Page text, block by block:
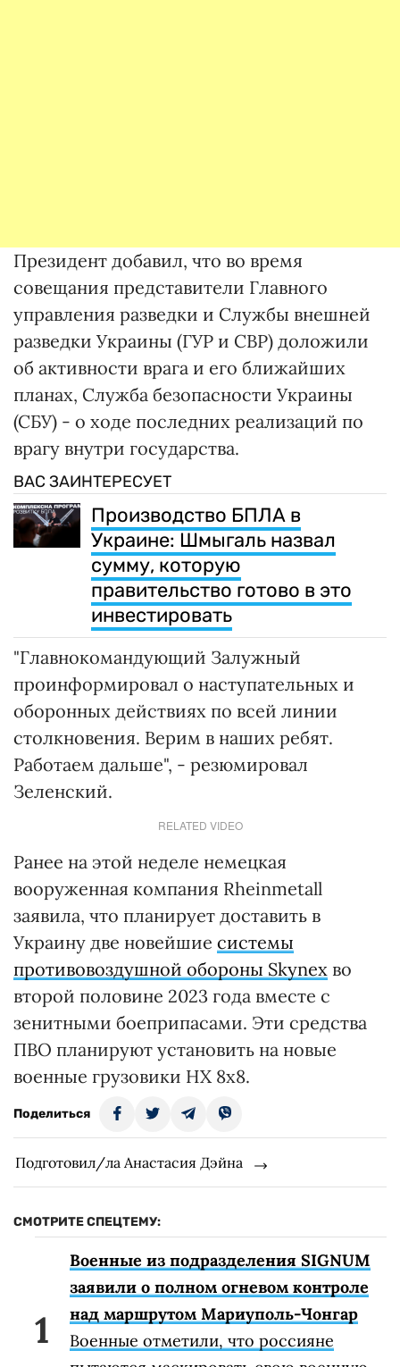
Президент добавил, что во время
совещания представители Главного
управления разведки и Службы внешней
разведки Украины (ГУР и СВР) доложили
об активности врага и его ближайших
планах, Служба безопасности Украины
(СБУ) - о ходе последних реализаций по
врагу внутри государства.
ВАС ЗАИНТЕРЕСУЕТ
Производство БПЛА в
Украине: Шмыгаль назвал
сумму, которую
правительство готово в это
инвестировать
"Главнокомандующий Залужный
проинформировал о наступательных и
оборонных действиях по всей линии
столкновения. Верим в наших ребят.
Работаем дальше", - резюмировал
Зеленский.
RELATED VIDEO
Ранее на этой неделе немецкая
вооруженная компания Rheinmetall
заявила, что планирует доставить в
Украину две новейшие системы
противовоздушной обороны Skynex во
второй половине 2023 года вместе с
зенитными боеприпасами. Эти средства
ПВО планируют установить на новые
военные грузовики HX 8x8.
Поделиться
Подготовил/ла Анастасия Дэйна
СМОТРИТЕ СПЕЦТЕМУ:
Военные из подразделения SIGNUM
заявили о полном огневом контроле
над маршрутом Мариуполь-Чонгар
Военные отметили, что россияне